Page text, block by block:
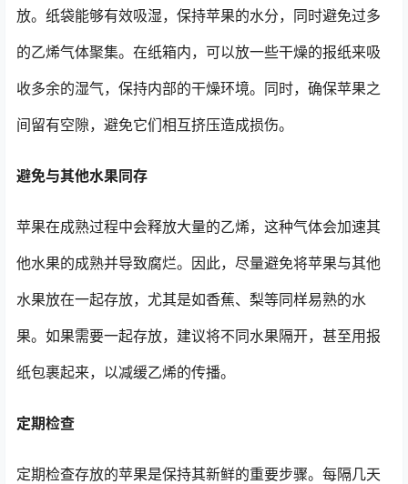
放。纸袋能够有效吸湿，保持苹果的水分，同时避免过多
的乙烯气体聚集。在纸箱内，可以放一些干燥的报纸来吸
收多余的湿气，保持内部的干燥环境。同时，确保苹果之
间留有空隙，避免它们相互挤压造成损伤。
避免与其他水果同存
苹果在成熟过程中会释放大量的乙烯，这种气体会加速其
他水果的成熟并导致腐烂。因此，尽量避免将苹果与其他
水果放在一起存放，尤其是如香蕉、梨等同样易熟的水
果。如果需要一起存放，建议将不同水果隔开，甚至用报
纸包裹起来，以减缓乙烯的传播。
定期检查
定期检查存放的苹果是保持其新鲜的重要步骤。每隔几天